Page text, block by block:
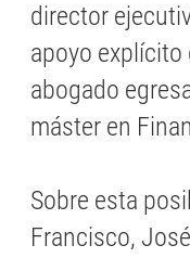
director
apoyo
abogado
máster en
Sobre esta
Francisco,